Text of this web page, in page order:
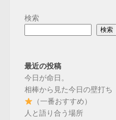
検索
検索
最近の投稿
今日が命日。
相棒から見た今日の壁打ち
（一番おすすめ）
人と語り合う場所